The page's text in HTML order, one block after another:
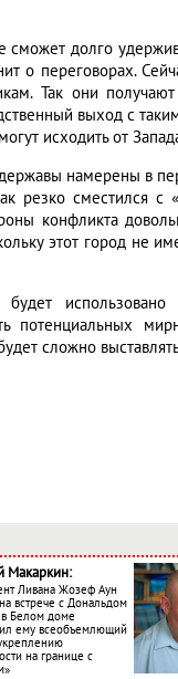
долго
о переговорах.
Так они
выход с
исходить от
намерены в
резко сместился с
конфликта
этот город не
потенциальных
сложно
Макаркин:
Ливана Жозеф Аун
встрече с Дональдом
Белом доме
ему всеобъемлющий
на границе с